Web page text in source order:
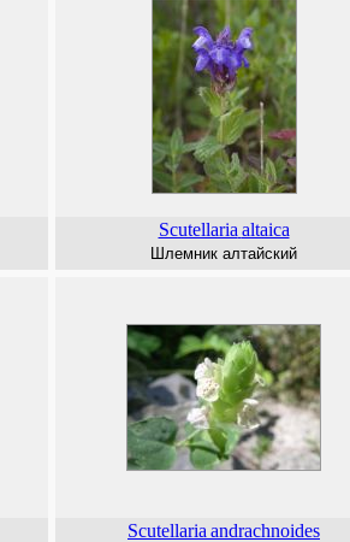
Scutellaria altaica
Шлемник алтайский
Scutellaria andrachnoides